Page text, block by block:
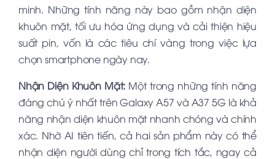
minh. Những tính năng này bao gồm nhận diện
khuôn mặt, tối ưu hóa ứng dụng và cải thiện hiệu
suất pin, vốn là các tiêu chí vàng trong việc lựa
chọn smartphone ngày nay.
Nhận Diện Khuôn Mặt: Một trong những tính năng
đáng chú ý nhất trên Galaxy A57 và A37 5G là khả
năng nhận diện khuôn mặt nhanh chóng và chính
xác. Nhờ AI tiên tiến, cả hai sản phẩm này có thể
nhận diện người dùng chỉ trong tích tắc, ngay cả